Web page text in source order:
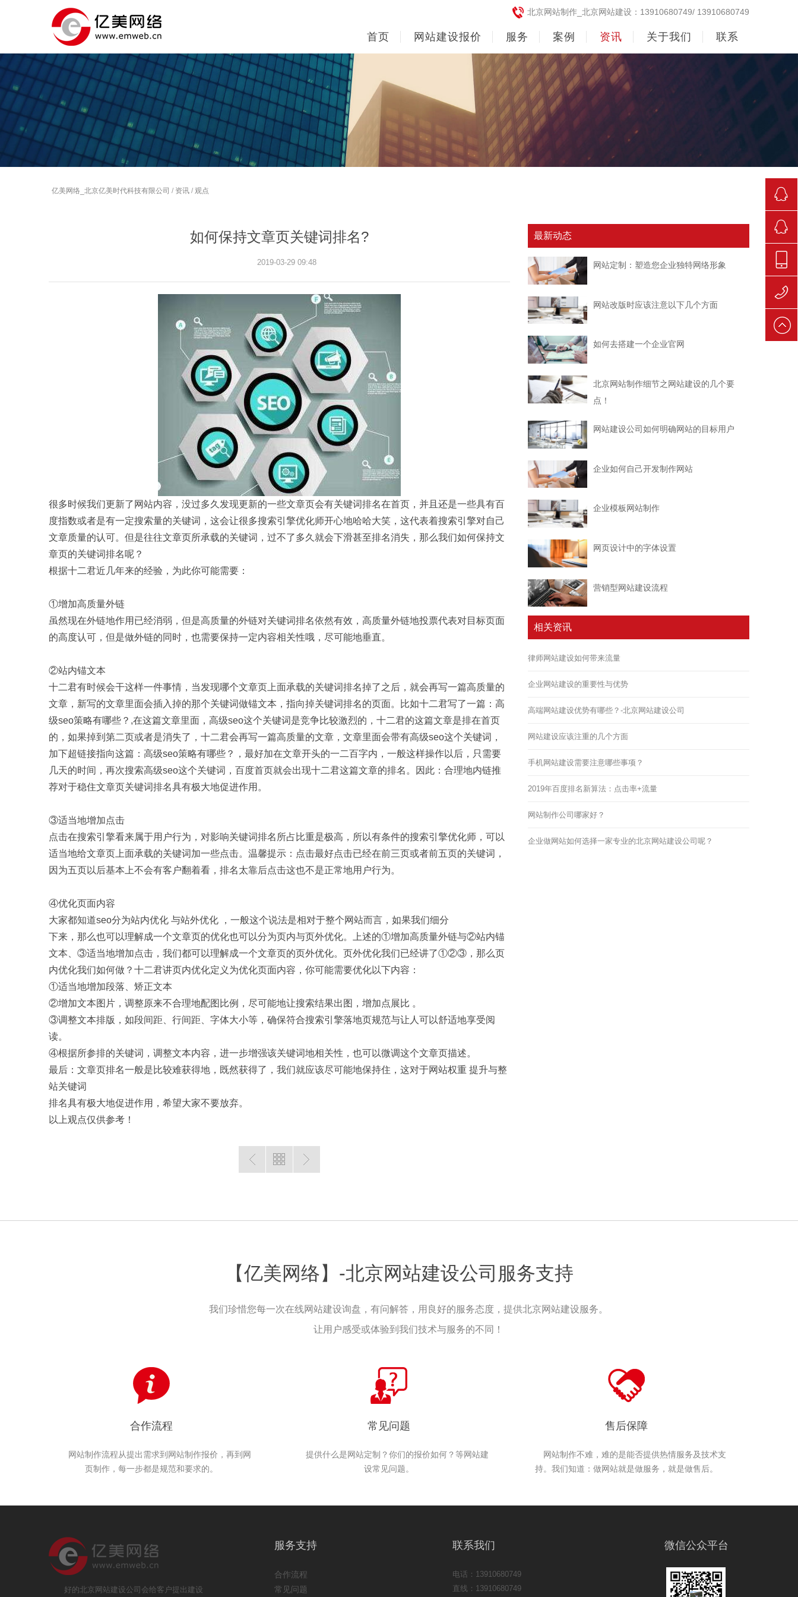
北京网站制作_北京网站建设：13910680749/ 13910680749
首页 网站建设报价 服务 案例 资讯 关于我们 联系
亿美网络_北京亿美时代科技有限公司 / 资讯 / 观点
如何保持文章页关键词排名?
2019-03-29 09:48
很多时候我们更新了网站内容，没过多久发现更新的一些文章页会有关键词排名在首页，并且还是一些具有百
度指数或者是有一定搜索量的关键词，这会让很多搜索引擎优化师开心地哈哈大笑，这代表着搜索引擎对自己
文章质量的认可。但是往往文章页所承载的关键词，过不了多久就会下滑甚至排名消失，那么我们如何保持文
章页的关键词排名呢？
根据十二君近几年来的经验，为此你可能需要：
①增加高质量外链
虽然现在外链地作用已经消弱，但是高质量的外链对关键词排名依然有效，高质量外链地投票代表对目标页面
的高度认可，但是做外链的同时，也需要保持一定内容相关性哦，尽可能地垂直。
②站内锚文本
十二君有时候会干这样一件事情，当发现哪个文章页上面承载的关键词排名掉了之后，就会再写一篇高质量的
文章，新写的文章里面会插入掉的那个关键词做锚文本，指向掉关键词排名的页面。比如十二君写了一篇：高
级seo策略有哪些？,在这篇文章里面，高级seo这个关键词是竞争比较激烈的，十二君的这篇文章是排在首页
的，如果掉到第二页或者是消失了，十二君会再写一篇高质量的文章，文章里面会带有高级seo这个关键词，
加下超链接指向这篇：高级seo策略有哪些？，最好加在文章开头的一二百字内，一般这样操作以后，只需要
几天的时间，再次搜索高级seo这个关键词，百度首页就会出现十二君这篇文章的排名。因此：合理地内链推
荐对于稳住文章页关键词排名具有极大地促进作用。
③适当地增加点击
点击在搜索引擎看来属于用户行为，对影响关键词排名所占比重是极高，所以有条件的搜索引擎优化师，可以
适当地给文章页上面承载的关键词加一些点击。温馨提示：点击最好点击已经在前三页或者前五页的关键词，
因为五页以后基本上不会有客户翻着看，排名太靠后点击这也不是正常地用户行为。
④优化页面内容
大家都知道seo分为站内优化 与站外优化 ，一般这个说法是相对于整个网站而言，如果我们细分
下来，那么也可以理解成一个文章页的优化也可以分为页内与页外优化。上述的①增加高质量外链与②站内锚
文本、③适当地增加点击，我们都可以理解成一个文章页的页外优化。页外优化我们已经讲了①②③，那么页
内优化我们如何做？十二君讲页内优化定义为优化页面内容，你可能需要优化以下内容：
①适当地增加段落、矫正文本
②增加文本图片，调整原来不合理地配图比例，尽可能地让搜索结果出图，增加点展比 。
③调整文本排版，如段间距、行间距、字体大小等，确保符合搜索引擎落地页规范与让人可以舒适地享受阅
读。
④根据所参排的关键词，调整文本内容，进一步增强该关键词地相关性，也可以微调这个文章页描述。
最后：文章页排名一般是比较难获得地，既然获得了，我们就应该尽可能地保持住，这对于网站权重 提升与整
站关键词
排名具有极大地促进作用，希望大家不要放弃。
以上观点仅供参考！
最新动态
网站定制：塑造您企业独特网络形象
网站改版时应该注意以下几个方面
如何去搭建一个企业官网
北京网站制作细节之网站建设的几个要
点！
网站建设公司如何明确网站的目标用户
企业如何自己开发制作网站
企业模板网站制作
网页设计中的字体设置
营销型网站建设流程
相关资讯
律师网站建设如何带来流量
企业网站建设的重要性与优势
高端网站建设优势有哪些？-北京网站建设公司
网站建设应该注重的几个方面
手机网站建设需要注意哪些事项？
2019年百度排名新算法：点击率+流量
网站制作公司哪家好？
企业做网站如何选择一家专业的北京网站建设公司呢？
【亿美网络】-北京网站建设公司服务支持
我们珍惜您每一次在线网站建设询盘，有问解答，用良好的服务态度，提供北京网站建设服务。
让用户感受或体验到我们技术与服务的不同！
合作流程
网站制作流程从提出需求到网站制作报价，再到网
页制作，每一步都是规范和要求的。
常见问题
提供什么是网站定制？你们的报价如何？等网站建
设常见问题。
售后保障
网站制作不难，难的是能否提供热情服务及技术支
持。我们知道：做网站就是做服务，就是做售后。
好的北京网站建设公司会给客户提出建设
服务支持
合作流程
常见问题
联系我们
电话：13910680749
直线：13910680749
微信公众平台